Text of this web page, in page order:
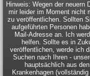
Hinweis: Wegen der neuern
mir leider im Moment nicht
zu veröffentlichen. Sollten
aufgeführten Personen
Mail-Adresse an. Ich
helfen. Sollte es in
veröffentlichen, werde ich
Suchen nach Ihren -
hauptsächlich aus
Krankenhagen